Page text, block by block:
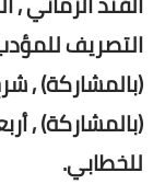
التصريف
(بالمشاركة) ,
(بالمشاركة) ,
للخطابي.